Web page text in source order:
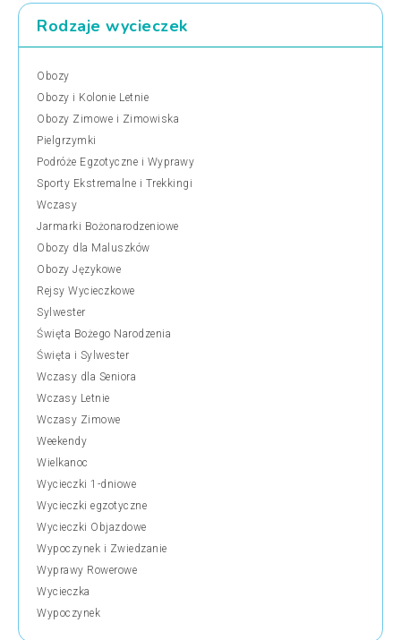
Rodzaje wycieczek
Obozy
Obozy i Kolonie Letnie
Obozy Zimowe i Zimowiska
Pielgrzymki
Podróże Egzotyczne i Wyprawy
Sporty Ekstremalne i Trekkingi
Wczasy
Jarmarki Bożonarodzeniowe
Obozy dla Maluszków
Obozy Językowe
Rejsy Wycieczkowe
Sylwester
Święta Bożego Narodzenia
Święta i Sylwester
Wczasy dla Seniora
Wczasy Letnie
Wczasy Zimowe
Weekendy
Wielkanoc
Wycieczki 1-dniowe
Wycieczki egzotyczne
Wycieczki Objazdowe
Wypoczynek i Zwiedzanie
Wyprawy Rowerowe
Wycieczka
Wypoczynek